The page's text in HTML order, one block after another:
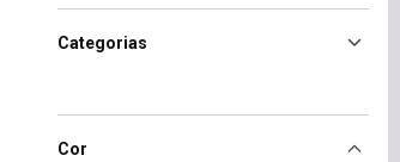
Categorias
Cor